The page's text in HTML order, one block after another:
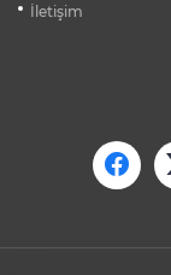
İletişim